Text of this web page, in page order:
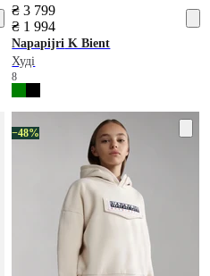
₴ 3 799
₴ 1 994
Napapijri K Bient
Худі
8
−48%